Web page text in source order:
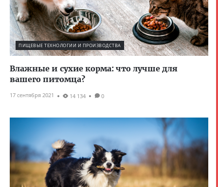
ПИЩЕВЫЕ ТЕХНОЛОГИИ И ПРОИЗВОДСТВА
Влажные и сухие корма: что лучше для
вашего питомца?
17 сентября 2021 14 134 0